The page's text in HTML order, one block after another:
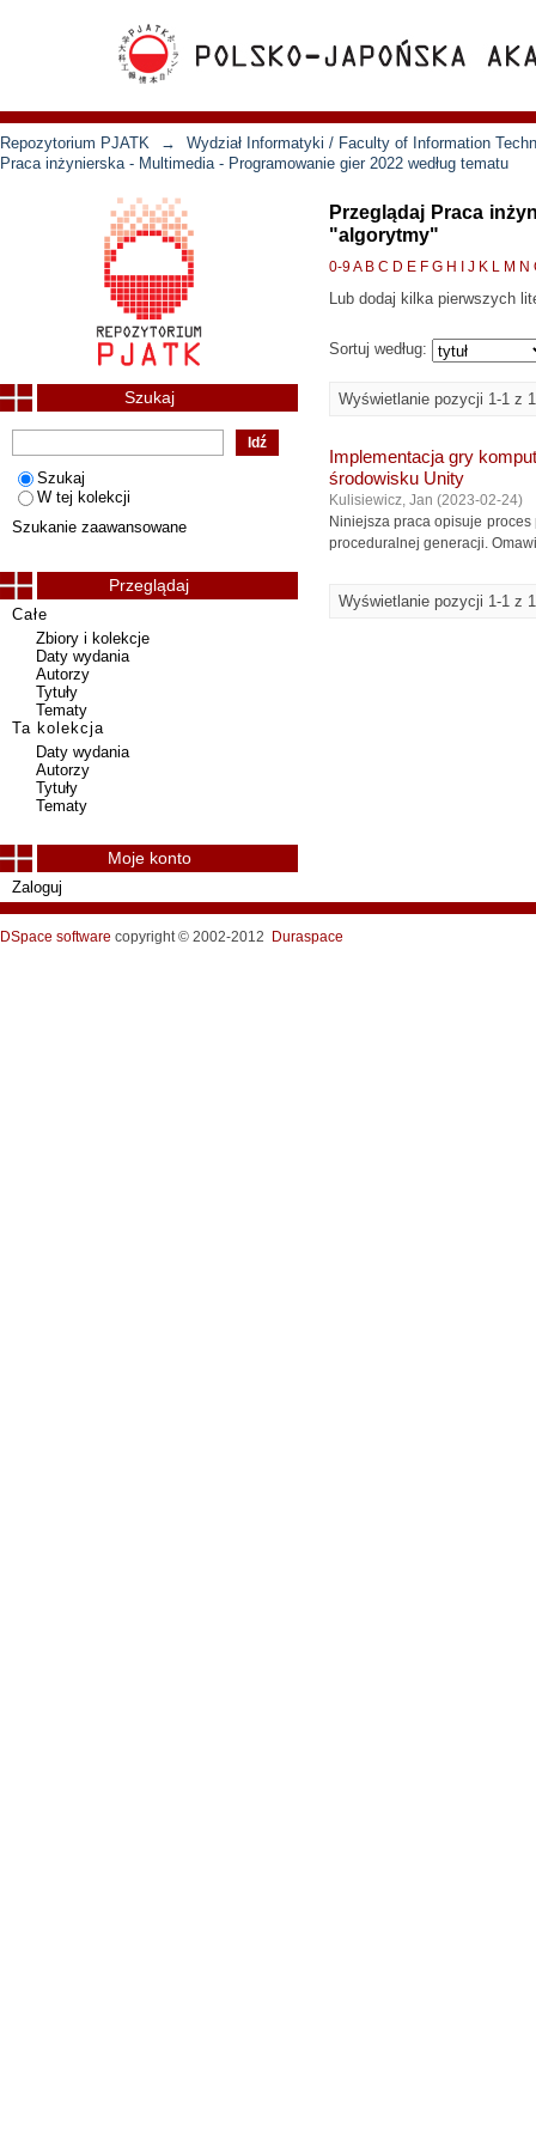
Repozytorium PJATK →
Wydział Informatyki / Faculty of Information
Praca inżynierska - Multimedia - Programowanie gier 2022 według tematu
Przeglądaj Praca
"algorytmy"
0-9A B C D E F G H J K L M N
Lub dodaj kilka pierwszych
Sortuj według:
Wyświetlanie pozycji 1-1 z 1
Implementacja gry
środowisku Unity
Kulisiewicz, Jan (2023-02-24)
Niniejsza praca opisuje
proceduralnej generacji.
Wyświetlanie pozycji 1-1 z 1
Szukaj
Szukaj
W tej kolekcji
Szukanie zaawansowane
Przeglądaj
Całe
Zbiory i kolekcje
Daty wydania
Autorzy
Tytuły
Tematy
Ta kolekcja
Daty wydania
Autorzy
Tytuły
Tematy
Moje konto
Zaloguj
DSpace software copyright © 2002-2012 Duraspace